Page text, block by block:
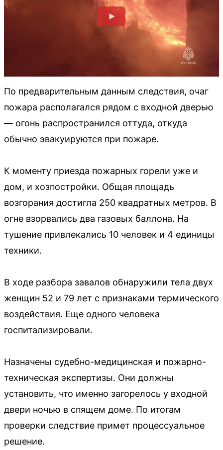
По предварительным данным следствия, очаг
пожара располагался рядом с входной дверью
— огонь распространился оттуда, откуда
обычно эвакуируются при пожаре.
К моменту приезда пожарных горели уже и
дом, и хозпостройки. Общая площадь
возгорания достигла 250 квадратных метров. В
огне взорвались два газовых баллона. На
тушение привлекались 10 человек и 4 единицы
техники.
В ходе разбора завалов обнаружили тела двух
женщин 52 и 79 лет с признаками термического
воздействия. Еще одного человека
госпитализировали.
Назначены судебно-медицинская и пожарно-
техническая экспертизы. Они должны
установить, что именно загорелось у входной
двери ночью в спящем доме. По итогам
проверки следствие примет процессуальное
решение.